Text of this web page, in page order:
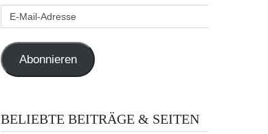
E-
Abonnieren
BELIEBTE BEITRÄGE & SEITEN